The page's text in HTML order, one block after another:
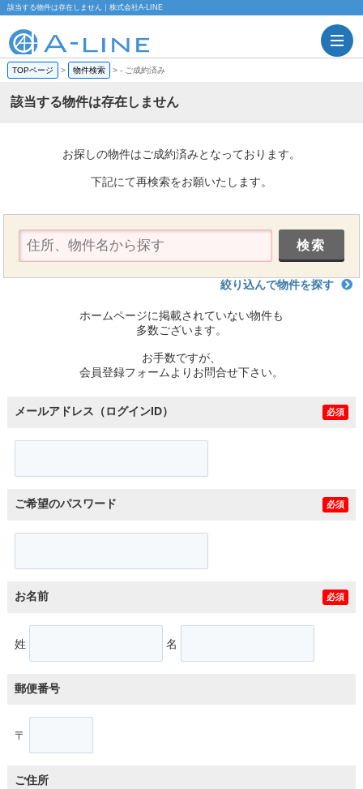
該当する物件は存在しません｜株式会社A-LINE
TOPページ > 物件検索 >- ご成約済み
該当する物件は存在しません
お探しの物件はご成約済みとなっております。
下記にて再検索をお願いたします。
絞り込んで物件を探す
ホームページに掲載されていない物件も
多数ございます。
お手数ですが、
会員登録フォームよりお問合せ下さい。
メールアドレス（ログインID） 必須
ご希望のパスワード 必須
お名前 必須
姓 名
郵便番号
〒
ご住所